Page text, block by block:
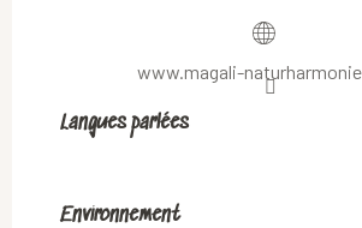
www.magali-
Langues parlées
Langues parlées
Environnement
Environnement